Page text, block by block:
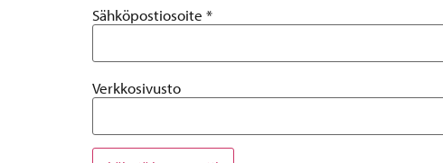
Sähköpostiosoite *
Verkkosivusto